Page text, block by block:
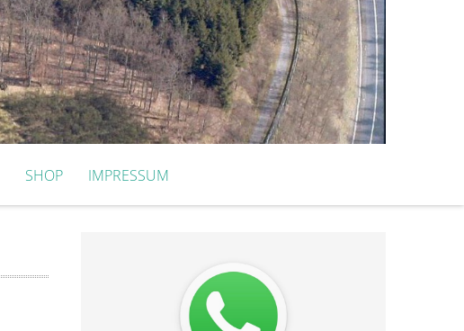
SHOP IMPRESSUM